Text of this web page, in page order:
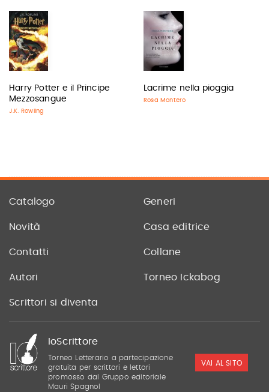
Harry Potter e il Principe
Mezzosangue
J.K. Rowling
Lacrime nella pioggia
Rosa Montero
Catalogo Generi
Novità Casa editrice
Contatti Collane
Autori Torneo Ickabog
Scrittori si diventa
IoScrittore
Torneo Letterario a partecipazione
gratuita per scrittori e lettori
promosso dal Gruppo editoriale
Mauri Spagnol
VAI AL SITO